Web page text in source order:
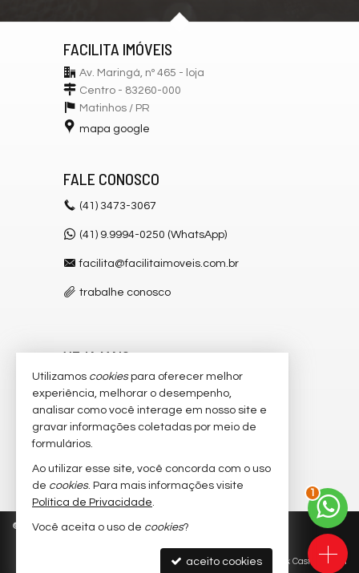
FACILITA IMÓVEIS
Av. Maringá, nº 465 - loja
Centro - 83260-000
Matinhos / PR
mapa google
FALE CONOSCO
(41) 3473-3067
(41) 9.9994-0250 (WhatsApp)
facilita@facilitaimoveis.com.br
trabalhe conosco
VEJA MAIS
receba nosso newsletter
cadastre seu imóvel
imóveis favoritos
mapa de imóveis
© 2026 CRECI/PR J-3.683 Política de Privacidade
Site para imobiliárias: Castel Digital
Utilizamos cookiespara oferecer melhor
experiência, melhorar o desempenho,
analisar como você interage em nosso site e
gravar informações coletadas por meio de
formulários.
Ao utilizar esse site, você concorda com o uso
de cookies. Para mais informações visite
Política de Privacidade.
Você aceita o uso de cookies?
aceito cookies